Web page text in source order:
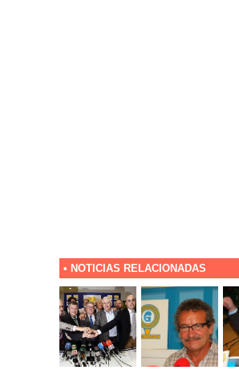
• NOTICIAS RELACIONADAS